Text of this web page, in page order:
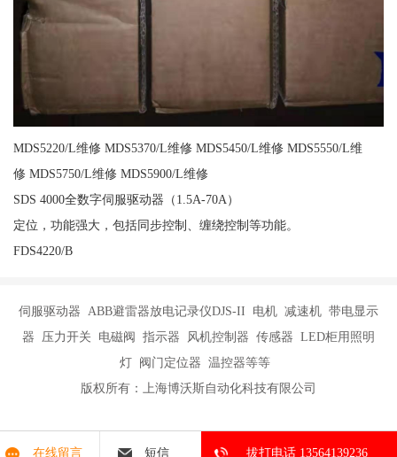
MDS5220/L维修 MDS5370/L维修 MDS5450/L维修 MDS5550/L维
修 MDS5750/L维修 MDS5900/L维修
SDS 4000全数字伺服驱动器（1.5A-70A）
定位，功能强大，包括同步控制、缠绕控制等功能。
FDS4220/B
伺服驱动器 ABB避雷器放电记录仪DJS-II 电机 减速机 带电显示
器 压力开关 电磁阀 指示器 风机控制器 传感器 LED柜用照明
灯 阀门定位器 温控器等等
版权所有：上海博沃斯自动化科技有限公司
在线留言 短信 拔打电话 13564139236